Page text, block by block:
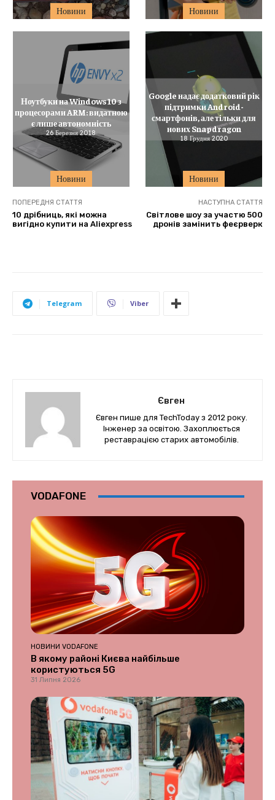
Новини Новини
Новини
Ноутбуки на Windows 10 з
процесорами ARM: видатною
є лише автономність
26 Березня 2018
Новини
Google надає додатковий рік
підтримки Android-
смартфонів, але тільки для
нових Snapdragon
18 Грудня 2020
ПОПЕРЕДНЯ СТАТТЯ
10 дрібниць, які можна
вигідно купити на Aliexpress
НАСТУПНА СТАТТЯ
Світлове шоу за участю 500
дронів замінить феєрверк
Telegram Viber
Євген
Євген пише для TechToday з 2012 року.
Інженер за освітою. Захоплюється
реставрацією старих автомобілів.
VODAFONE
НОВИНИ VODAFONE
В якому районі Києва найбільше
користуються 5G
31 Липня 2026